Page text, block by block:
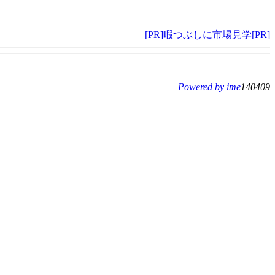
[PR]暇つぶしに市場見学[PR]
Powered by ime140409